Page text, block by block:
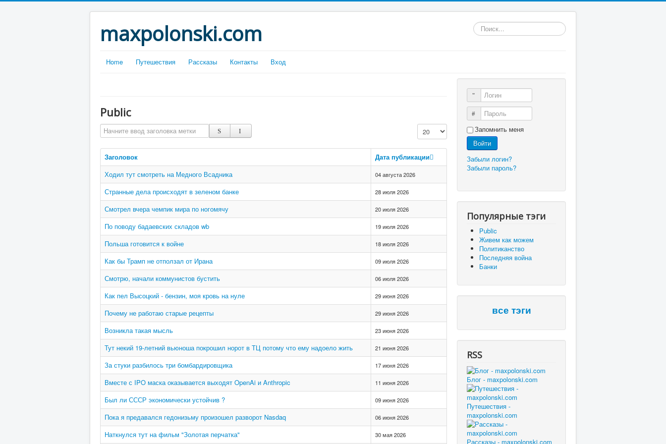
maxpolonski.com Искать...
Home Путешествия Рассказы Контакты Вход
Public
Начните ввод заголовка метки Кол-во строк:
Заголовок
Дата публикации
Ходил тут смотреть на Медного Всадника
04 августа 2026
Странные дела происходят в зеленом банке 28 июля 2026
Смотрел вчера чемпик мира по ногомячу 20 июля 2026
По поводу бадаевских складов wb 19 июля 2026
Польша готовится к войне 18 июля 2026
Как бы Трамп не отползал от Ирана 09 июля 2026
Смотрю, начали коммунистов бустить 06 июля 2026
Как пел Высоцкий - бензин, моя кровь на нуле 29 июня 2026
Почему не работаю старые рецепты 29 июня 2026
Возникла такая мысль 23 июня 2026
Тут некий 19-летний вьюноша покрошил норот в ТЦ потому что ему надоело жить 21 июня 2026
За стуки разбилось три бомбардировщика 17 июня 2026
Вместе с IPO маска оказывается выходят OpenAi и Anthropic 11 июня 2026
Был ли СССР экономически устойчив ? 09 июня 2026
Пока я предавался гедонизьму произошел разворот Nasdaq 06 июня 2026
Наткнулся тут на фильм "Золотая перчатка" 30 мая 2026
Логин
Пароль
Запомнить меня
Войти
Забыли логин?
Забыли пароль?
Популярные тэги
Public
Живем как можем
Политиканство
Последняя война
Банки
все тэги
RSS
Блог - maxpolonski.com
Путешествия -
maxpolonski.com
Рассказы - maxpolonski.com